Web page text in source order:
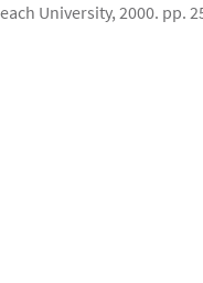
University, 2000. pp.